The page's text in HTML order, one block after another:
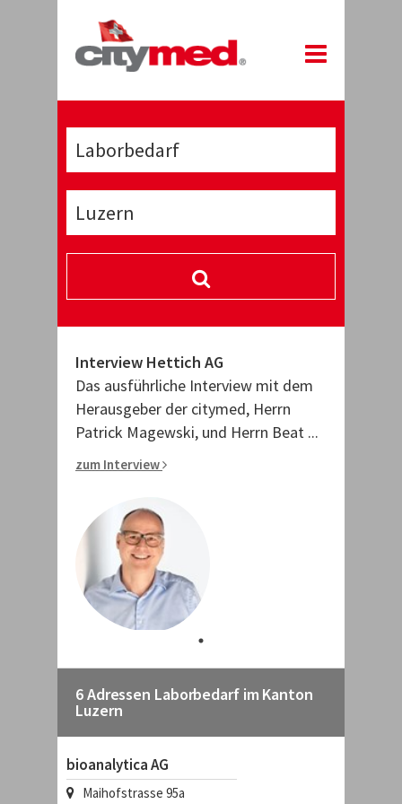
Interview Hettich AG
Das ausführliche Interview mit dem
Herausgeber der citymed, Herrn
Patrick Magewski, und Herrn Beat ...
zum Interview
6 Adressen Laborbedarf im Kanton
Luzern
bioanalytica AG
Maihofstrasse 95a